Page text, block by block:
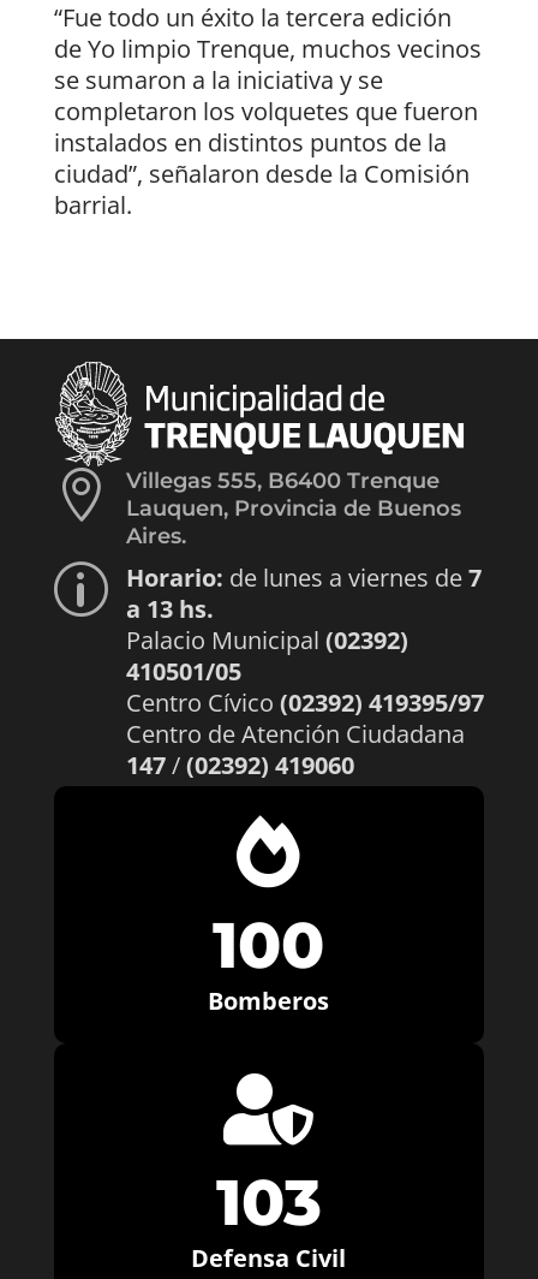
“Fue todo un éxito la tercera edición
de Yo limpio Trenque, muchos vecinos
se sumaron a la iniciativa y se
completaron los volquetes que fueron
instalados en distintos puntos de la
ciudad”, señalaron desde la Comisión
barrial.

Villegas 555, B6400 Trenque
Lauquen, Provincia de Buenos
Aires.
p Horario: de lunes a viernes de7
a 13 hs.
Palacio Municipal (02392)
410501/05
Centro Cívico (02392) 419395/97
Centro de Atención Ciudadana
147/(02392) 419060

100
Bomberos

103
Defensa Civil